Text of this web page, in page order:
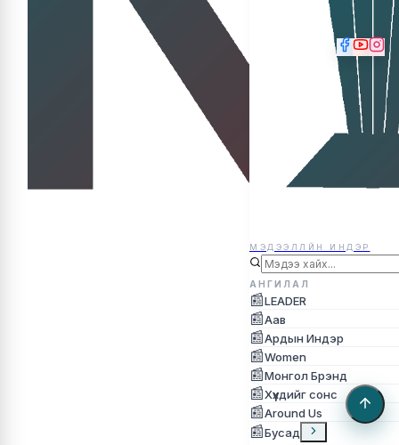
МЭДЭЭЛЛЙН ИНДЭР
АНГИЛАЛ
📰LEADER
📰Аав
📰Ардын Индэр
📰Women
📰Монгол Брэнд
📰Хүүхдийг сонс
📰Around Us
📰Бусад